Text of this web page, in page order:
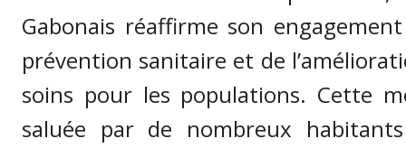
Gabonais réaffirme son
prévention sanitaire et de
soins pour les populations. Cette
saluée par de nombreux